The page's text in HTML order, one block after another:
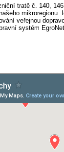
tratě č. 140,
mikroregionu.
veřejnou
systém EgroNet